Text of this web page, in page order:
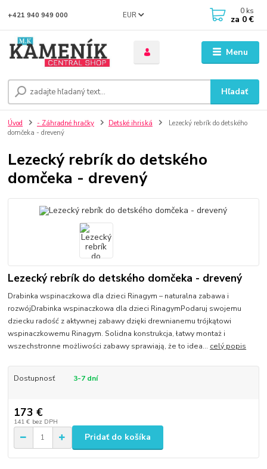
Menu
EUR
Hľadať
+421 940 949 000 0 ks
za 0 €
Úvod - Záhradné hračky Detské ihriská
Lezecký rebrík do detského
domčeka - drevený
Lezecký rebrík do detského
domčeka - drevený
Lezecký rebrík do detského domčeka - drevený
Drabinka wspinaczkowa dla dzieci Rinagym – naturalna zabawa i
rozwójDrabinka wspinaczkowa dla dzieci RinagymPodaruj swojemu
dziecku radość z aktywnej zabawy dzięki drewnianemu trójkątowi
wspinaczkowemu Rinagym. Solidna konstrukcja, łatwy montaż i
wszechstronne możliwości zabawy sprawiają, że to idea... celý popis
Dostupnosť 3-7 dní
173 €
141 € bez DPH
Pridať do košíka